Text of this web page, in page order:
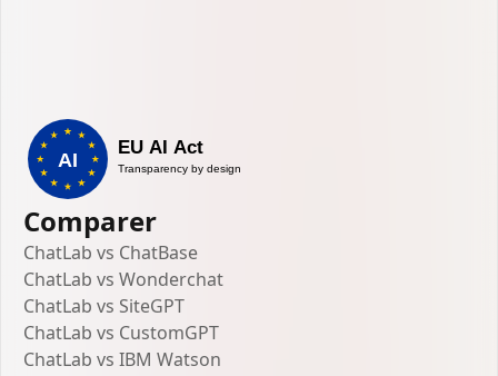
Comparer
ChatLab vs ChatBase
ChatLab vs Wonderchat
ChatLab vs SiteGPT
ChatLab vs CustomGPT
ChatLab vs IBM Watson